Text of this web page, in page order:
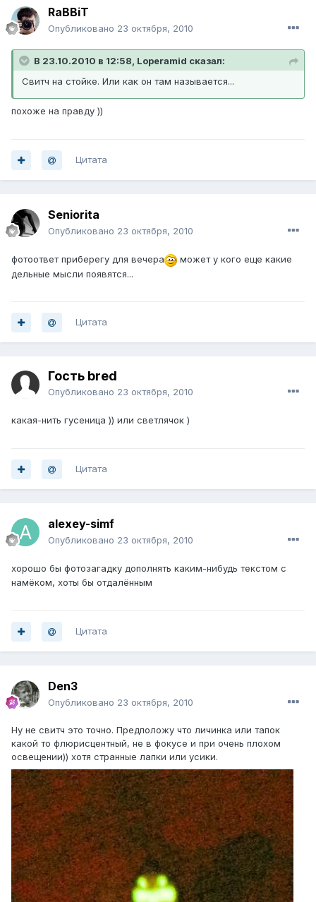
RaBBiT
Опубликовано 23 октября, 2010
В 23.10.2010 в 12:58, Loperamid сказал:
Свитч на стойке. Или как он там называется...
похоже на правду ))
Цитата
Seniorita
Опубликовано 23 октября, 2010
фотоответ приберегу для вечера
может у кого еще какие
дельные мысли появятся...
Цитата
Гость bred
Опубликовано 23 октября, 2010
какая-нить гусеница )) или светлячок )
Цитата
alexey-simf
Опубликовано 23 октября, 2010
хорошо бы фотозагадку дополнять каким-нибудь текстом с
намёком, хоты бы отдалённым
Цитата
Den3
Опубликовано 23 октября, 2010
Ну не свитч это точно. Предположу что личинка или тапок
какой то флюрисцентный, не в фокусе и при очень плохом
освещении)) хотя странные лапки или усики.